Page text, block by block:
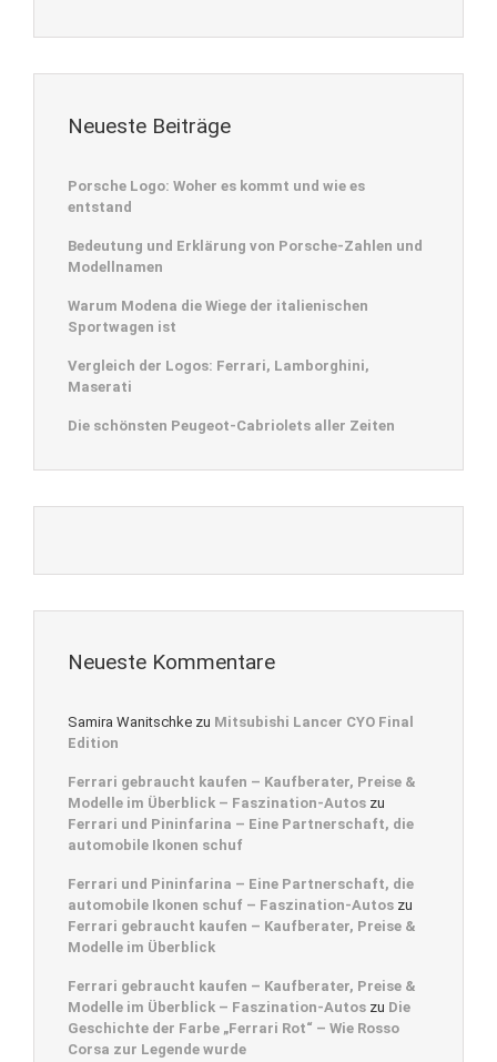
Neueste Beiträge
Porsche Logo: Woher es kommt und wie es
entstand
Bedeutung und Erklärung von Porsche-Zahlen und
Modellnamen
Warum Modena die Wiege der italienischen
Sportwagen ist
Vergleich der Logos: Ferrari, Lamborghini,
Maserati
Die schönsten Peugeot-Cabriolets aller Zeiten
Neueste Kommentare
Samira Wanitschke zu Mitsubishi Lancer CYO Final
Edition
Ferrari gebraucht kaufen – Kaufberater, Preise &
Modelle im Überblick – Faszination-Autos zu
Ferrari und Pininfarina – Eine Partnerschaft, die
automobile Ikonen schuf
Ferrari und Pininfarina – Eine Partnerschaft, die
automobile Ikonen schuf – Faszination-Autos zu
Ferrari gebraucht kaufen – Kaufberater, Preise &
Modelle im Überblick
Ferrari gebraucht kaufen – Kaufberater, Preise &
Modelle im Überblick – Faszination-Autos zu Die
Geschichte der Farbe „Ferrari Rot“ – Wie Rosso
Corsa zur Legende wurde